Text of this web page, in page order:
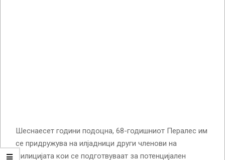
Шеснаесет години подоцна, 68-годишниот Пералес им
се придружува на илјадници други членови на
милицијата кои се подготвуваат за потенцијален